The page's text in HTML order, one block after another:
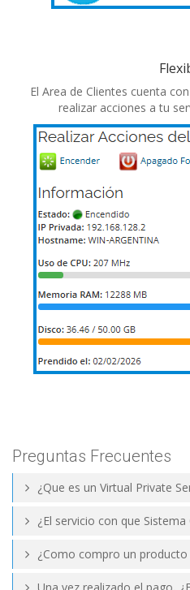
El Area de Clientes cuenta
realizar acciones a tu
Preguntas Frecuentes
¿Que es un Virtual Private
¿El servicio con que
¿Como compro un producto